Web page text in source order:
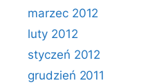
marzec 2012
luty 2012
styczeń 2012
grudzień 2011